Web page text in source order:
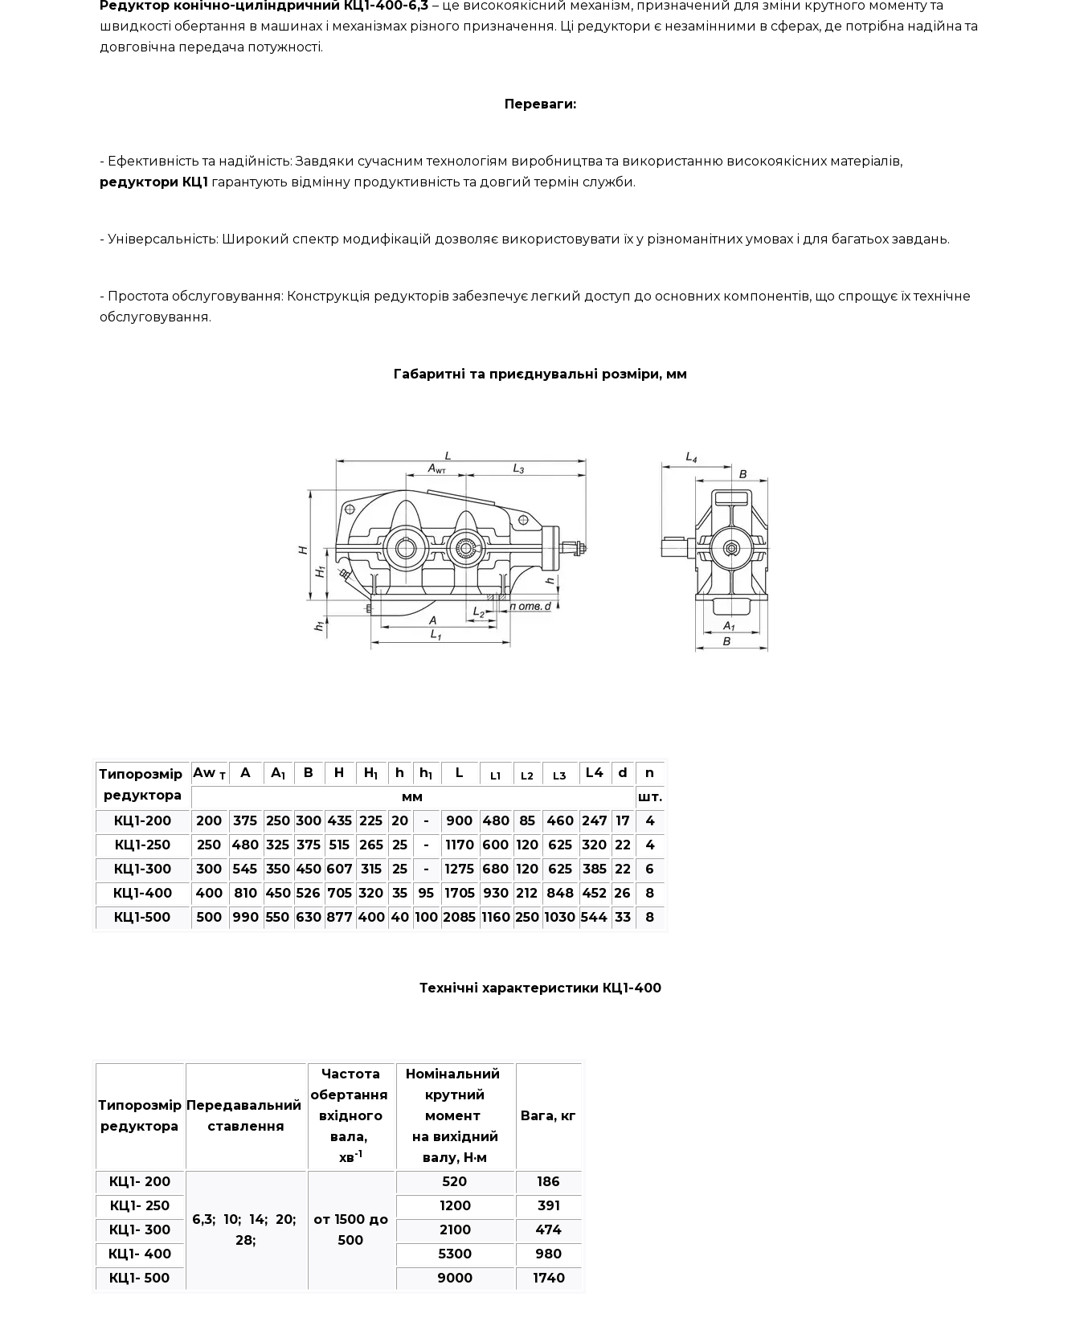
Редуктор конічно-циліндричний КЦ1-400-6,3 – це високоякісний механізм, призначений для зміни крутного моменту та
швидкості обертання в машинах і механізмах різного призначення. Ці редуктори є незамінними в сферах, де потрібна надійна та
довговічна передача потужності.
Переваги:
- Ефективність та надійність: Завдяки сучасним технологіям виробництва та використанню високоякісних матеріалів,
редуктори КЦ1 гарантують відмінну продуктивність та довгий термін служби.
- Універсальність: Широкий спектр модифікацій дозволяє використовувати їх у різноманітних умовах і для багатьох завдань.
- Простота обслуговування: Конструкція редукторів забезпечує легкий доступ до основних компонентів, що спрощує їх технічне
обслуговування.
Габаритні та приєднувальні розміри, мм
Типорозмір
редуктора
Аw Т А А1 В Н H1 h h1 L L1 L2 L3 L4 d
n
мм
шт.
КЦ1-200
200 375 250 300 435 225 20 - 900 480 85 460 247 17
4
КЦ1-250
250 480 325 375 515 265 25 - 1170 600 120 625 320 22
4
КЦ1-300
300 545 350 450 607 315 25 - 1275 680 120 625 385 22
6
КЦ1-400
400 810 450 526 705 320 35 95 1705 930 212 848 452 26
8
КЦ1-500
500 990 550 630 877 400 40 100 2085 1160 250 1030 544 33 8
Технічні характеристики КЦ1-400
Типорозмір
редуктора
Передавальний
ставлення
Частота
обертання
вхідного
вала,
хв-1
Номінальний
крутний
момент
на вихідний
валу, Н·м
Вага, кг
КЦ1- 200
6,3; 10; 14; 20;
28;
от 1500 до
500
520
186
КЦ1- 250
1200
391
КЦ1- 300
2100
474
КЦ1- 400
5300
980
КЦ1- 500
9000 1740